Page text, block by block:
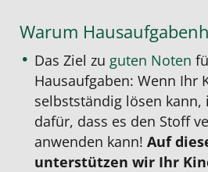
Warum
Das Ziel zu guten Noten
Hausaufgaben: Wenn Ihr
selbstständig lösen kann,
dafür, dass es den Stoff
anwenden kann!Auf
unterstützen wir Ihr